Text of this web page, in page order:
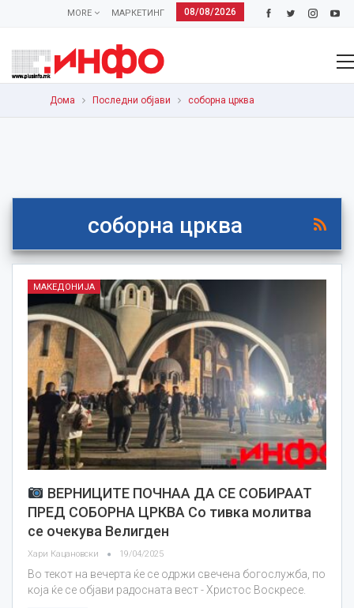
08/08/2026
МАРКЕТИНГ
MORE
Дома Последни објави соборна црква
соборна црква
МАКЕДОНИЈА
ВЕРНИЦИТЕ ПОЧНАА ДА СЕ СОБИРААТ
ПРЕД СОБОРНА ЦРКВА Со тивка молитва
се очекува Велигден
Хари Кацановски 19/04/2025
Во текот на вечерта ќе се одржи свечена богослужба, по
која ќе се објави радосната вест - Христос Воскресе.